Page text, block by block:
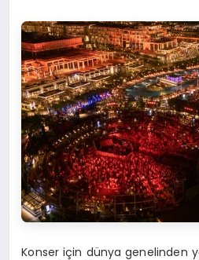
Konser için dünya genelinden